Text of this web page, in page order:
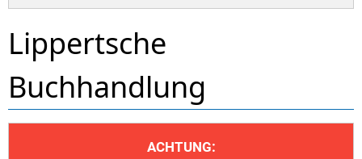
Lippertsche
Buchhandlung
ACHTUNG: